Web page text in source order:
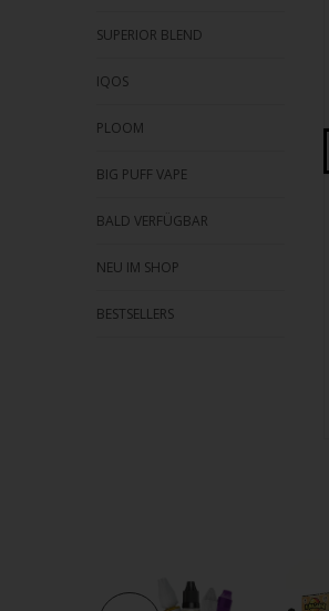
SUPERIOR BLEND
IQOS
PLOOM
BIG PUFF VAPE
BALD VERFÜGBAR
NEU IM SHOP
BESTSELLERS